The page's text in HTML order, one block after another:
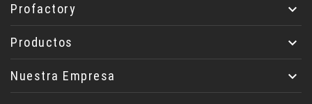
Profactory 
Productos 
Nuestra Empresa 